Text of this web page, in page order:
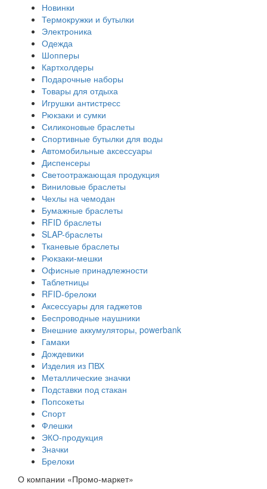
Новинки
Термокружки и бутылки
Электроника
Одежда
Шопперы
Картхолдеры
Подарочные наборы
Товары для отдыха
Игрушки антистресс
Рюкзаки и сумки
Силиконовые браслеты
Спортивные бутылки для воды
Автомобильные аксессуары
Диспенсеры
Светоотражающая продукция
Виниловые браслеты
Чехлы на чемодан
Бумажные браслеты
RFID браслеты
SLAP-браслеты
Тканевые браслеты
Рюкзаки-мешки
Офисные принадлежности
Таблетницы
RFID-брелоки
Аксессуары для гаджетов
Беспроводные наушники
Внешние аккумуляторы, powerbank
Гамаки
Дождевики
Изделия из ПВХ
Металлические значки
Подставки под стакан
Попсокеты
Спорт
Флешки
ЭКО-продукция
Значки
Брелоки
О компании «Промо-маркет»